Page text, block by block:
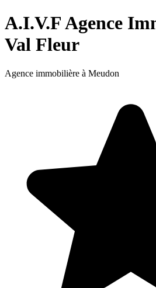
A.I.V.F Agence
Val Fleur
Agence immobilière à Meudon